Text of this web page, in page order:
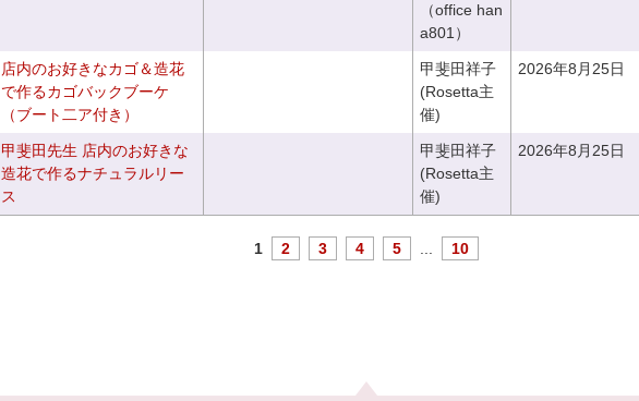
（office han
a801）
店内のお好きなカゴ＆造花
で作るカゴバックブーケ
（ブート二ア付き）
甲斐田祥子
(Rosetta主
催)
2026年8月25日
甲斐田先生 店内のお好きな
造花で作るナチュラルリー
ス
甲斐田祥子
(Rosetta主
催)
2026年8月25日
1 2 3 4 5 10